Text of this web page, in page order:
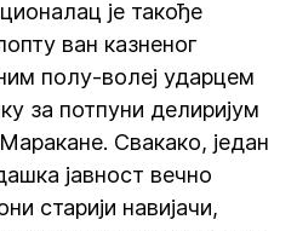
је такође
ван казненог
полу-волеј ударцем
за потпуни делиријум
Свакако, један
јавност вечно
старији навијачи,